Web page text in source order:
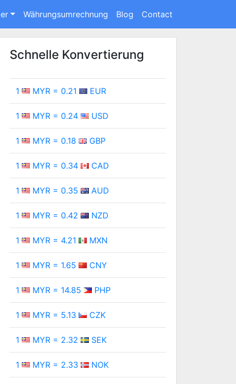
Währungsumrechnung Blog Contact
Schnelle Konvertierung
1 MYR = 0.21 EUR
1 MYR = 0.24 USD
1 MYR = 0.18 GBP
1 MYR = 0.34 CAD
1 MYR = 0.35 AUD
1 MYR = 0.42 NZD
1 MYR = 4.21 MXN
1 MYR = 1.65 CNY
1 MYR = 14.85 PHP
1 MYR = 5.13 CZK
1 MYR = 2.32 SEK
1 MYR = 2.33 NOK